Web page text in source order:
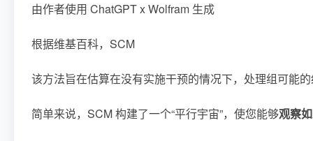
由作者使用 ChatGPT x Wolfram 生成
根据维基百科，SCM
该方法旨在估算在没有实施干预的情况下，处理组可能
简单来说，SCM 构建了一个“平行宇宙”，使您能够观察